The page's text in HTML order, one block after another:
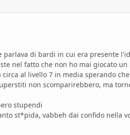
parlava di bardi in cui era presente
nel fatto che non ho mai giocato
al livello 7 in media sperando
non scomparirebbero, ma
stupendi
st*pida, vabbeh dai confido nella